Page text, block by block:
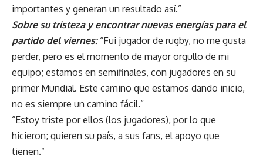
importantes y generan un resultado así.”
Sobre su tristeza y encontrar nuevas energías para el
partido del viernes: “Fui jugador de rugby, no me gusta
perder, pero es el momento de mayor orgullo de mi
equipo; estamos en semifinales, con jugadores en su
primer Mundial. Este camino que estamos dando inicio,
no es siempre un camino fácil.”
“Estoy triste por ellos (los jugadores), por lo que
hicieron; quieren su país, a sus fans, el apoyo que
tienen.”